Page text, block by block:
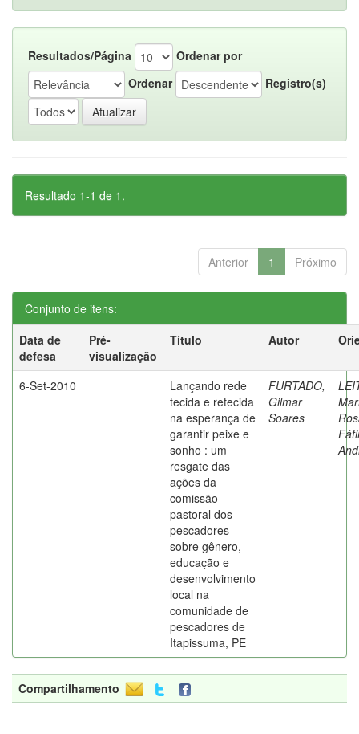
Resultados/Página
Ordenar por
Ordenar
Registro(s)
Resultado 1-1 de 1.
Anterior 1 Próximo
Conjunto de itens:
Data de
defesa
Pré-
visualização
Título Autor
6-Set-2010
Lançando rede
tecida e retecida
na esperança de
garantir peixe e
sonho : um
resgate das
ações da
comissão
pastoral dos
pescadores
sobre gênero,
educação e
desenvolvimento
local na
comunidade de
pescadores de
Itapissuma, PE
FURTADO,
Gilmar
Soares
Compartilhamento